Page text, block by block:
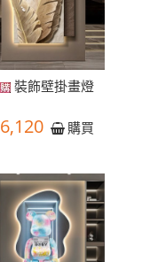
裝飾壁掛畫燈
6,120 購買